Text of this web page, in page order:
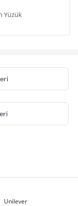
Yüzük
Unilever